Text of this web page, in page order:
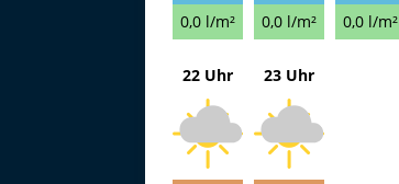
0,0 l/m²
0,0 l/m²
0,0 l/m²
22 Uhr 23 Uhr